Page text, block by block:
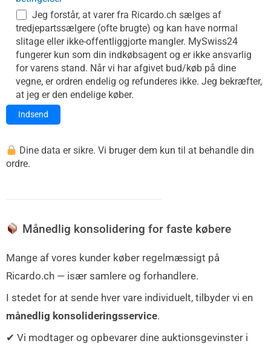
Jeg forstår, at varer fra Ricardo.ch sælges af
tredjepartssælgere (ofte brugte) og kan have normal
slitage eller ikke-offentliggjorte mangler. MySwiss24
fungerer kun som din indkøbsagent og er ikke ansvarlig
for varens stand. Når vi har afgivet bud/køb på dine
vegne, er ordren endelig og refunderes ikke. Jeg bekræfter,
at jeg er den endelige køber.
Dine data er sikre. Vi bruger dem kun til at behandle din
ordre.
Månedlig konsolidering for faste købere
Mange af vores kunder køber regelmæssigt på
Ricardo.ch — især samlere og forhandlere.
I stedet for at sende hver vare individuelt, tilbyder vi en
månedlig konsolideringsservice.
✔ Vi modtager og opbevarer dine auktionsgevinster i